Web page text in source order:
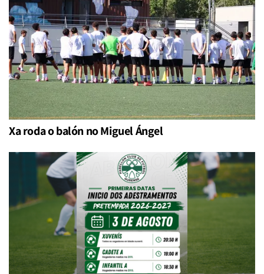
Xa roda o balón no Miguel Ángel